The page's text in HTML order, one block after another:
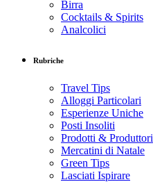
Birra
Cocktails & Spirits
Analcolici
Rubriche
Travel Tips
Alloggi Particolari
Esperienze Uniche
Posti Insoliti
Prodotti & Produttori
Mercatini di Natale
Green Tips
Lasciati Ispirare